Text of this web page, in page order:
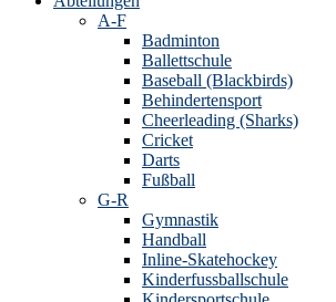
A-F
Badminton
Ballettschule
Baseball (Blackbirds)
Behindertensport
Cheerleading (Sharks)
Cricket
Darts
Fußball
G-R
Gymnastik
Handball
Inline-Skatehockey
Kinderfussballschule